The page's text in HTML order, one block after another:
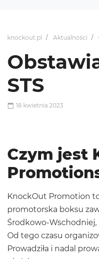
knockout.pl Aktualności
STS
18 kwietnia 2023
Czym jest
KnockOut Promotion
promotorska boksu
Środkowo-Wschodniej,
Od tego czasu
Prowadziła i nadal